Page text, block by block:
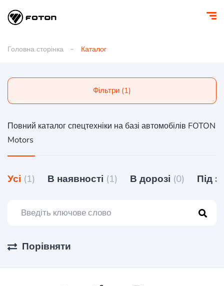
Головна сторінка Каталог
Фільтри (1)
Повний каталог спецтехніки на базі автомобілів FOTON
Motors
Усі (1) В наявності (1) В дорозі (0) Під
Порівняти